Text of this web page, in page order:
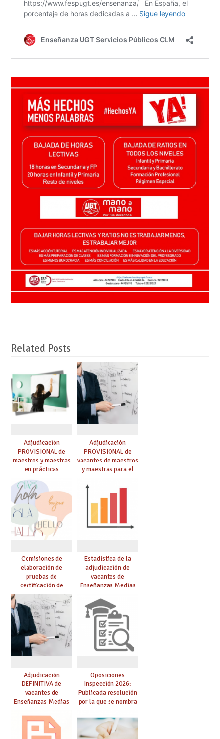
Related Posts
Adjudicación
PROVISIONAL de
maestros y maestras
en prácticas
Adjudicación
PROVISIONAL de
vacantes de maestros
y maestras para el
Comisiones de
elaboración de
pruebas de
certificación de
competencia
lingüística: publicada
resolución definitiva
Estadística de la
adjudicación de
vacantes de
Enseñanzas Medias
Adjudicación
DEFINITIVA de
vacantes de
Enseñanzas Medias
Oposiciones
Inspección 2026:
Publicada resolución
por la que se nombra
prácticas, se regulan
dichas prácticas y se
convoca acto público